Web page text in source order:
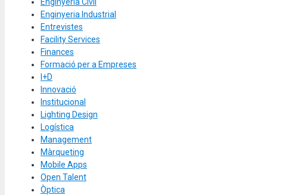
Enginyeria Industrial
Entrevistes
Facility Services
Finances
Formació per a Empreses
I+D
Innovació
Institucional
Lighting Design
Logística
Management
Màrqueting
Mobile Apps
Open Talent
Òptica